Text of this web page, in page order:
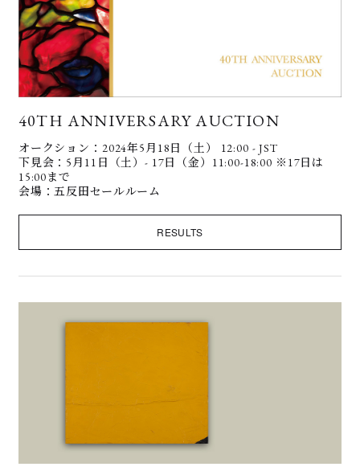
40TH ANNIVERSARY AUCTION
オークション：2024年5月18日（土） 12:00 - JST
下見会：5月11日（土）- 17日（金）11:00-18:00 ※17日は
15:00まで
会場：五反田セールルーム
RESULTS